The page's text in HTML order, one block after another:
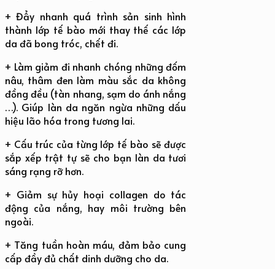
+ Đẩy nhanh quá trình sản sinh hình
thành lớp tế bào mới thay thế các lớp
da đã bong tróc, chết đi.
+ Làm giảm đi nhanh chóng những đốm
nâu, thâm đen làm màu sắc da không
đồng đều (tàn nhang, sạm do ánh nắng
…). Giúp làn da ngăn ngừa những dấu
hiệu lão hóa trong tương lai.
+ Cấu trúc của từng lớp tế bào sẽ được
sắp xếp trật tự sẽ cho bạn làn da tươi
sáng rạng rỡ hơn.
+ Giảm sự hủy hoại collagen do tác
động của nắng, hay môi trường bên
ngoài.
+ Tăng tuần hoàn máu, đảm bảo cung
cấp đầy đủ chất dinh dưỡng cho da.